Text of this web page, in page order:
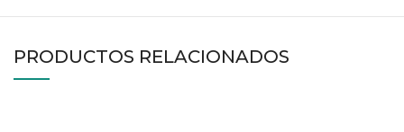
PRODUCTOS RELACIONADOS